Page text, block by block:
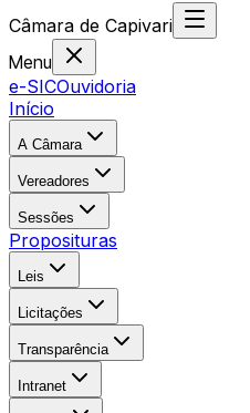
Câmara de Capivari
Menu
e-SICOuvidoria
Início
A Câmara
Vereadores
Sessões
Proposituras
Leis
Licitações
Transparência
Intranet